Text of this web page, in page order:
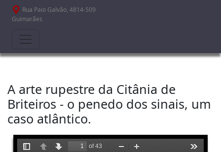
Passar para o conteúdo principal
Rua Paio Galvão, 4814-509
Guimarães
A arte rupestre da Citânia de
Briteiros - o penedo dos sinais, um
caso atlântico.